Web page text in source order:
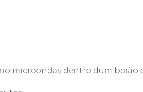
microondas dentro dum boião